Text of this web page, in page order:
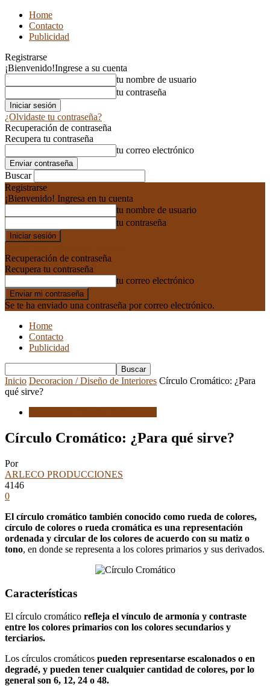
Home
Contacto
Publicidad
Registrarse
¡Bienvenido!Ingrese a su cuenta
tu nombre de usuario
tu contraseña
¿Olvidaste tu contraseña?
Recuperación de contraseña
Recupera tu contraseña
tu correo electrónico
Buscar
Registrarse
¡Bienvenido! Ingresa en tu cuenta
tu nombre de usuario
tu contraseña
Recuperación de contraseña
Recupera tu contraseña
tu correo electrónico
Se te ha enviado una contraseña por correo electrónico.
Home
Contacto
Publicidad
Inicio Decoracion / Diseño de Interiores Círculo Cromático: ¿Para
qué sirve?
Círculo Cromático: ¿Para qué sirve?
Por
ARLECO PRODUCCIONES
4146
0
El círculo cromático también conocido como rueda de colores,
círculo de colores o rueda cromática es una representación
ordenada y circular de los colores de acuerdo con su matiz o
tono, en donde se representa a los colores primarios y sus derivados.
Características
El círculo cromático refleja el vínculo de armonía y contraste
entre los colores primarios con los colores secundarios y
terciarios.
Los círculos cromáticos pueden representarse escalonados o en
degradé, y pueden tener cualquier cantidad de colores, por lo
general son 6, 12, 24 o 48.